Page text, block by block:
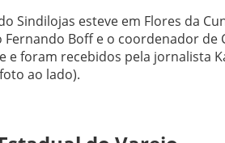
Sindilojas esteve em Flores da
Boff e o coordenador de
e foram recebidos pela jornalista
ao lado).